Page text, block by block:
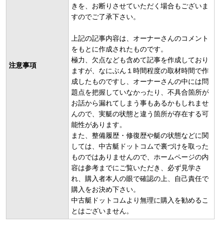
注意事項
きを、お断りさせていただく場合もございま
すのでご了承下さい。
上記の記事内容は、オーナーさんのコメント
をもとに作成されたものです。
極力、欠点なども含めて記事を作成しており
ますが、なにぶん１時間程度の取材時間で作
成したものですし、オーナーさんの中には問
題点を把握していなかったり、不具合箇所が
お話から漏れてしまう事もあるかもしれませ
んので、実艇の状態と違う箇所が存在する可
能性があります。
また、整備履歴・修復歴や艇の状態などに関
しては、中古艇ドットコムで裏づけを取った
ものではありませんので、ホームページの内
容は参考までにご覧いただき、必ず見学さ
れ、購入者本人の眼で確認の上、自己責任で
購入をお決め下さい。
中古艇ドットコムより無理に購入を勧めるこ
とはございません。